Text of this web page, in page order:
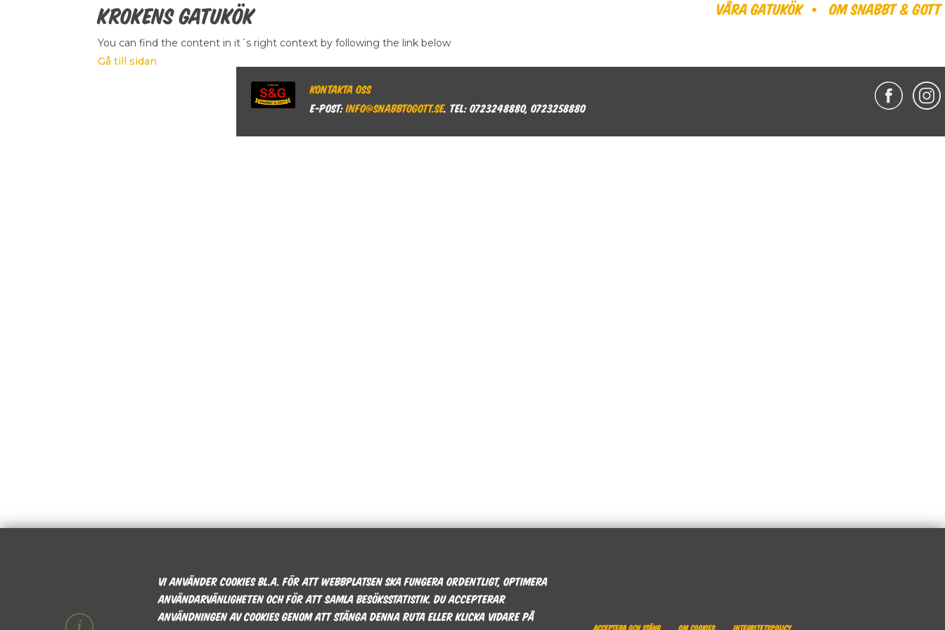
Våra gatukök Om Snabbt & Gott
Krokens Gatukök
You can find the content in it´s right context by following the link below
Gå till sidan
Kontakta oss
E-post: info@snabbtogott.se. Tel: 0723248880, 0723258880
Vi använder cookies bl.a. för att webbplatsen ska fungera ordentligt, optimera
användarvänligheten och för att samla besöksstatistik. Du accepterar
användningen av cookies genom att stänga denna ruta eller klicka vidare på
Acceptera och stäng Om cookies Integritetspolicy